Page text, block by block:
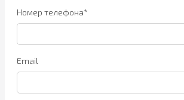
Номер телефона*
Email